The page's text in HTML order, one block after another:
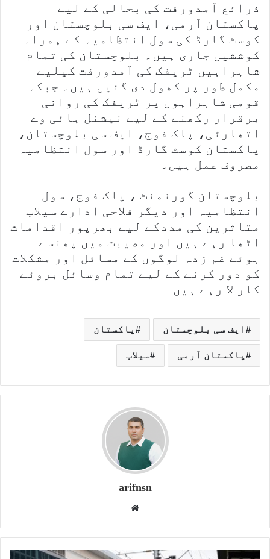
ذرائع آمدورفت کی بحالی کے لیے
پاکستان آرمی، ایف سی بلوچستان اور
کوسٹ گارڈ کی سول انتظامیہ کے ہمراہ
کوششیں جاری ہیں۔ بلوچستان کی تمام
شاہراہیں ٹریفک کی آمدورفت کیلیے
مکمل طور پر کھول دی گئیں ہیں۔ جبکہ
قومی شاہراہوں پر ٹریفک کی روانی
برقرار رکھنے کے لیے نیشنل ہائی وے
اتھارٹی، پاک فوج، ایف سی بلوچستان،
پاکستان کوسٹ گارڈ اور سول انتظامیہ
مصروف عمل ہیں۔
بلوچستان گورنمنٹ ، پاک فوج، سول
انتظامیہ اور دیگر فلاحی ادارے سیلاب
متاثرین کی مددکے لیے بھرپور اقدامات
اٹھا رہے ہیں اور مصیبت میں پھنسے
ہوئے غم زدہ لوگوں کے مسائل اور مشکلات
کو دور کرنے کے لیے تمام وسائل بروئے
کار لا رہے ہیں
ایف سی بلوچستان پاکستان
پاکستان آرمی سیلاب
arifnsn
b
s